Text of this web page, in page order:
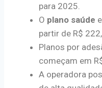
para 2025.
O plano saúde
partir de R$
Planos por
começam em
A operadora